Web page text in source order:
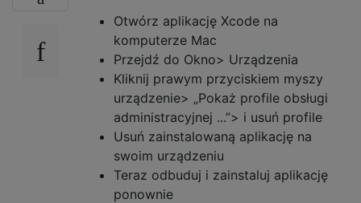
Otwórz aplikację Xcode na
komputerze Mac
Przejdź do Okno> Urządzenia
Kliknij prawym przyciskiem myszy
urządzenie> „Pokaż profile obsługi
administracyjnej ...”> i usuń profile
Usuń zainstalowaną aplikację na
swoim urządzeniu
Teraz odbuduj i zainstaluj aplikację
ponownie